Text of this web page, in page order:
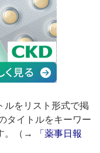
をリスト形式で掲
タイトルをキーワー
。（→
「薬事日報